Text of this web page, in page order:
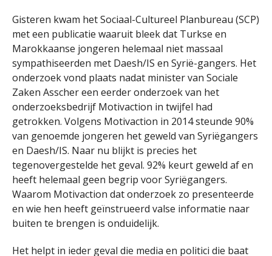
Gisteren kwam het Sociaal-Cultureel Planbureau (SCP)
met een publicatie waaruit bleek dat Turkse en
Marokkaanse jongeren helemaal niet massaal
sympathiseerden met Daesh/IS en Syrië-gangers. Het
onderzoek vond plaats nadat minister van Sociale
Zaken Asscher een eerder onderzoek van het
onderzoeksbedrijf Motivaction in twijfel had
getrokken. Volgens Motivaction in 2014 steunde 90%
van genoemde jongeren het geweld van Syriëgangers
en Daesh/IS. Naar nu blijkt is precies het
tegenovergestelde het geval. 92% keurt geweld af en
heeft helemaal geen begrip voor Syriëgangers.
Waarom Motivaction dat onderzoek zo presenteerde
en wie hen heeft geïnstrueerd valse informatie naar
buiten te brengen is onduidelijk.
Het helpt in ieder geval die media en politici die baat